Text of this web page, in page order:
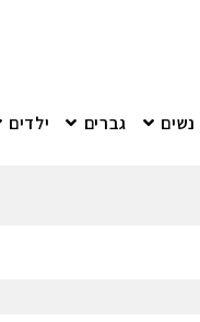
נשים גברים ילדים